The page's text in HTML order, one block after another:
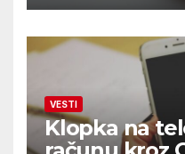
VESTI
Klopka na